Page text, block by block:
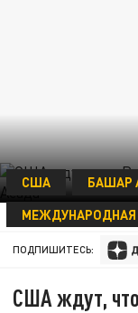
США
БАШАР
07 АПРЕЛЯ 20:57
ПОДПИШИТЕСЬ:
США ждут,